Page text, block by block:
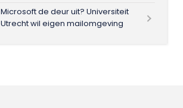
Microsoft de deur uit? Universiteit
Utrecht wil eigen mailomgeving